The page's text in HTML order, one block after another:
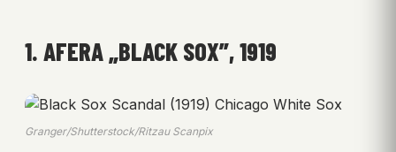
1. AFERA „BLACK SOX”, 1919
Granger/Shutterstock/Ritzau Scanpix